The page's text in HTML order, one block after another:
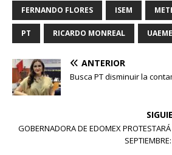
FERNANDO FLORES ISEM
PT RICARDO MONREAL
ANTERIOR
Busca PT disminuir la
GOBERNADORA DE EDOMEX PROTESTARÁ